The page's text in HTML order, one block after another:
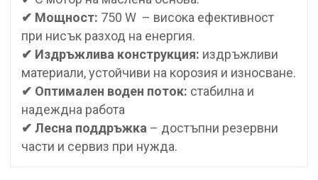
✔ Мощност: 750 W – висока ефективност
при нисък разход на енергия.
✔ Издръжлива конструкция: издръжливи
материали, устойчиви на корозия и износване.
✔ Оптимален воден поток: стабилна и
надеждна работа
✔ Лесна поддръжка – достъпни резервни
части и сервиз при нужда.